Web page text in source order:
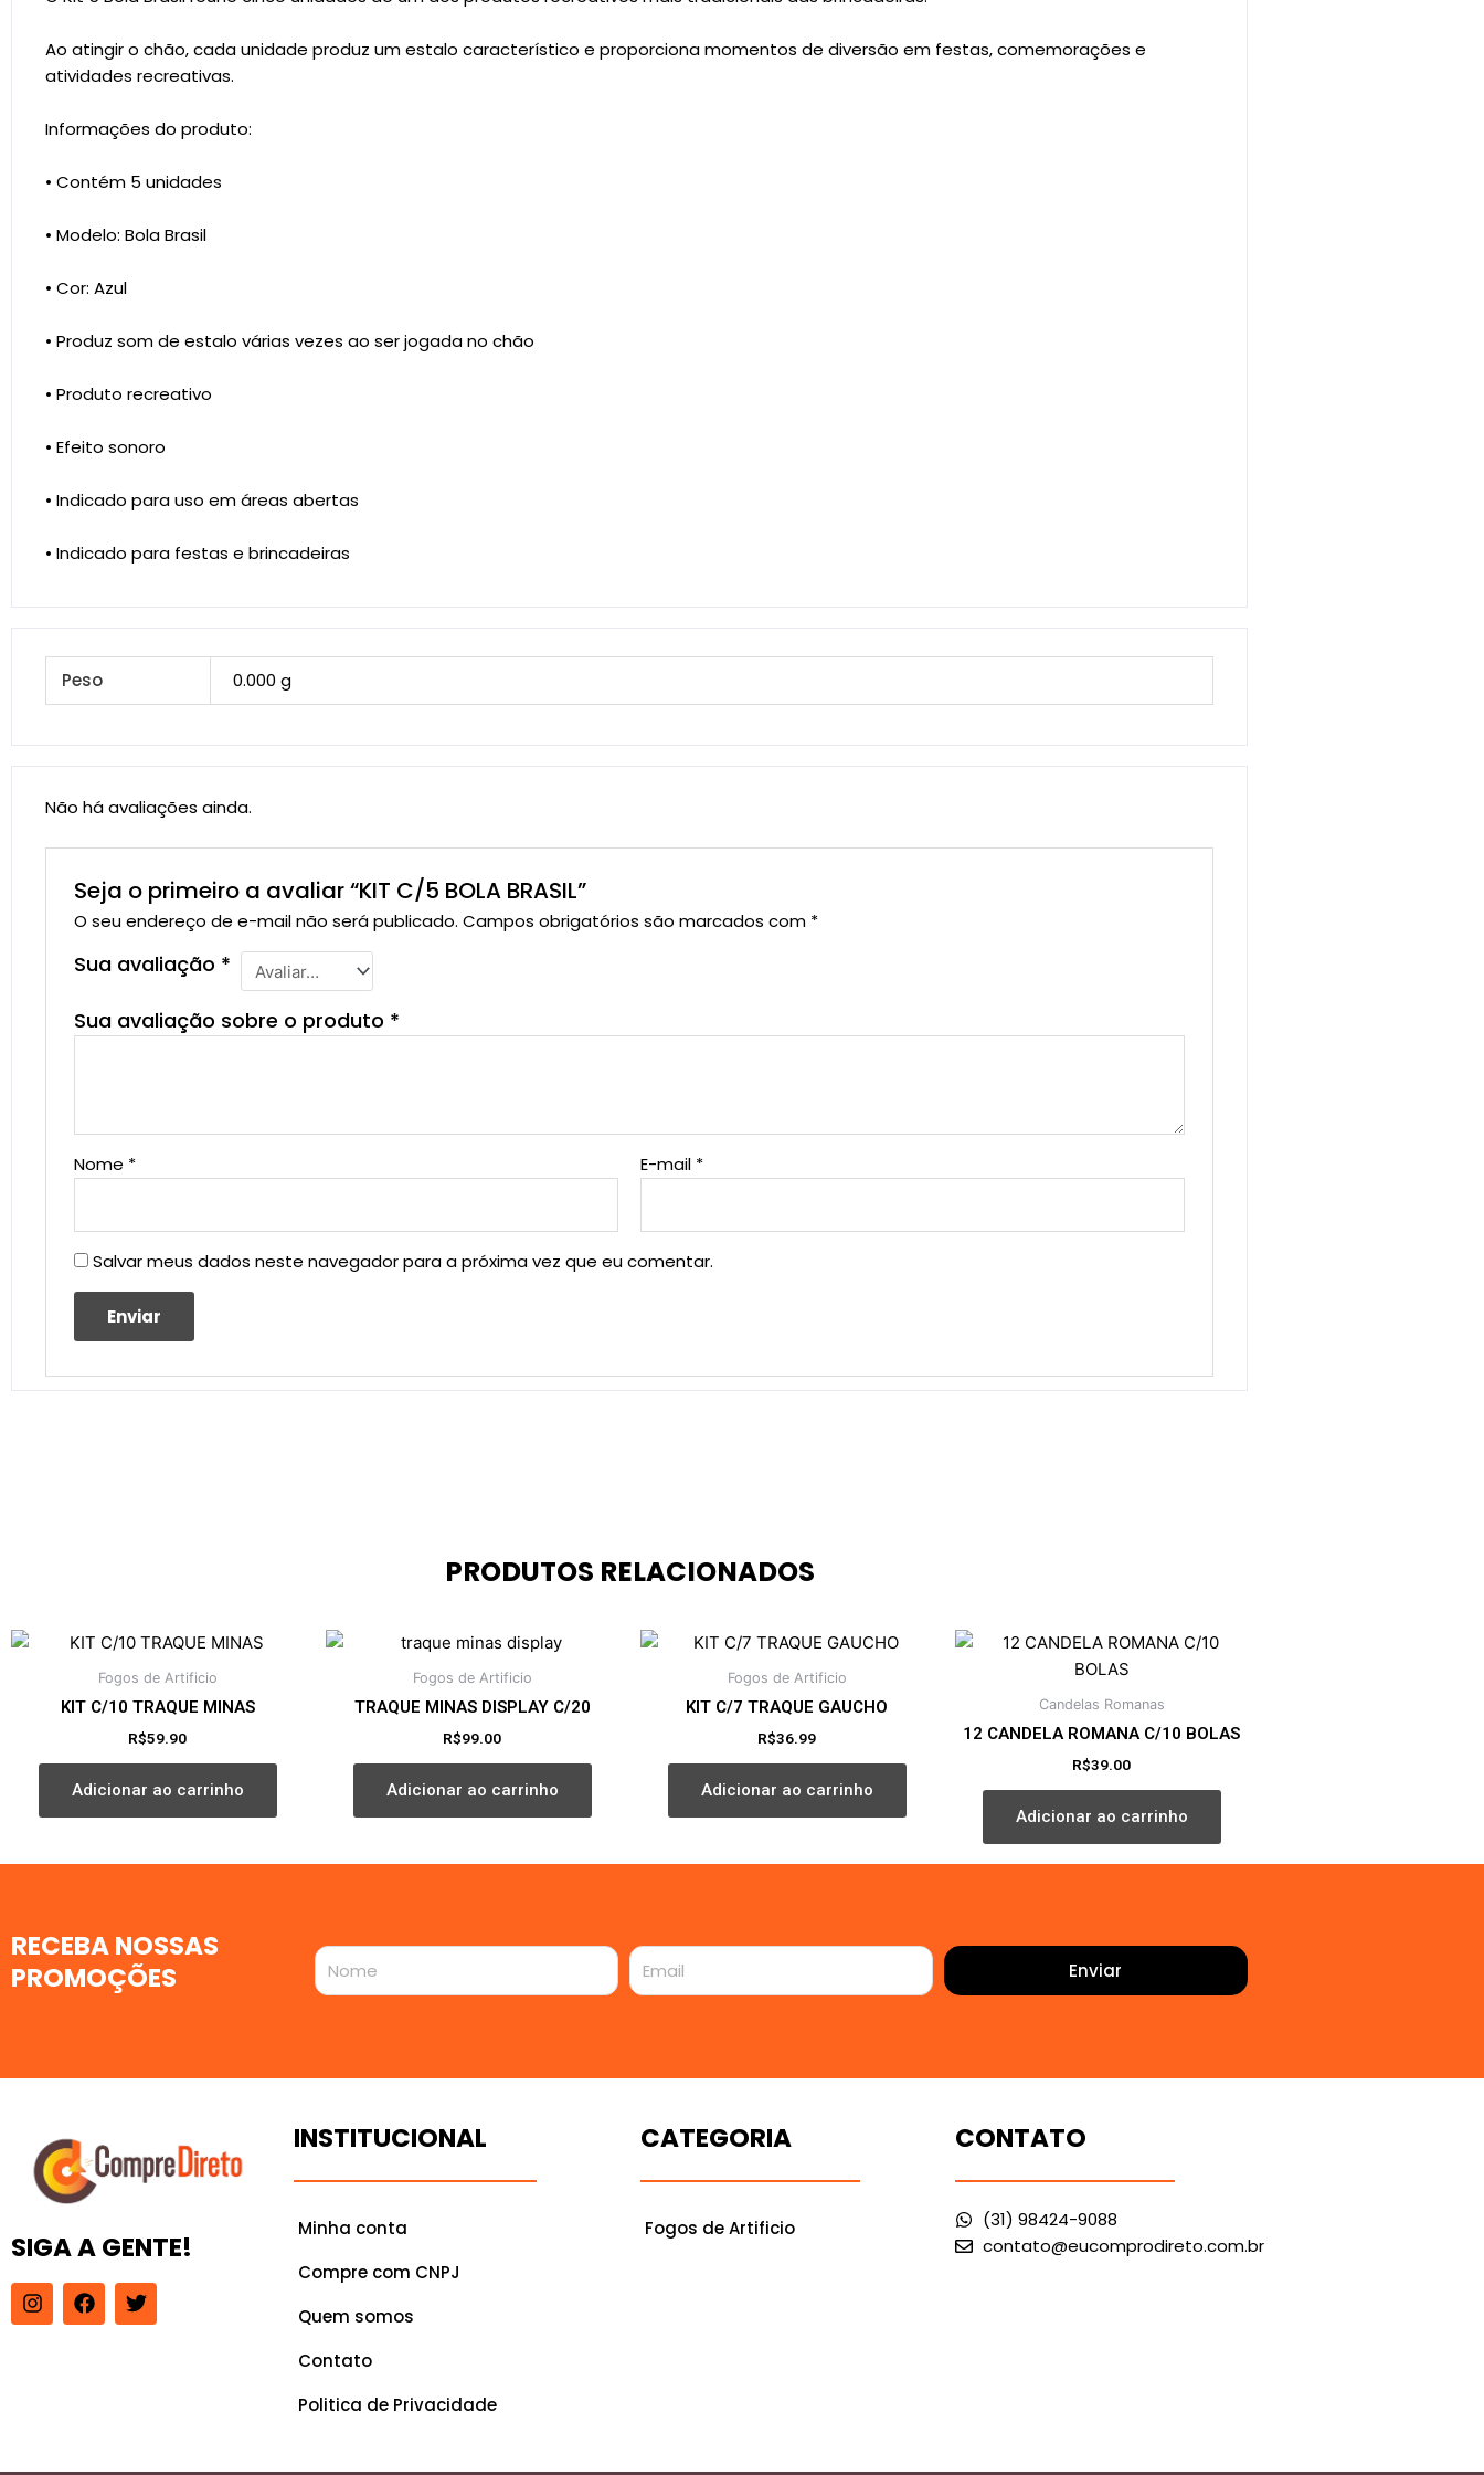
Ao atingir o chão, cada unidade produz um estalo característico e proporciona momentos de diversão em festas, comemorações e
atividades recreativas.
Informações do produto:
• Contém 5 unidades
• Modelo: Bola Brasil
• Cor: Azul
• Produz som de estalo várias vezes ao ser jogada no chão
• Produto recreativo
• Efeito sonoro
• Indicado para uso em áreas abertas
• Indicado para festas e brincadeiras
Peso 0.000 g
Não há avaliações ainda.
Seja o primeiro a avaliar “KIT C/5 BOLA BRASIL”
O seu endereço de e-mail não será publicado. Campos obrigatórios são marcados com *
Sua avaliação *
Sua avaliação sobre o produto *
Nome * E-mail *
Salvar meus dados neste navegador para a próxima vez que eu comentar.
PRODUTOS RELACIONADOS
Fogos de Artificio
KIT C/10 TRAQUE MINAS
R$59.90
Adicionar ao carrinho
Fogos de Artificio
TRAQUE MINAS DISPLAY C/20
R$99.00
Adicionar ao carrinho
Fogos de Artificio
KIT C/7 TRAQUE GAUCHO
R$36.99
Adicionar ao carrinho
Candelas Romanas
12 CANDELA ROMANA C/10 BOLAS
R$39.00
Adicionar ao carrinho
RECEBA NOSSAS
PROMOÇÕES
Nome Email
Enviar
SIGA A GENTE!
I
n
s
F
a
c
T
w
i
INSTITUCIONAL
Minha conta
Compre com CNPJ
Quem somos
Contato
Politica de Privacidade
CATEGORIA
Fogos de Artificio
CONTATO
(31) 98424-9088
contato@eucomprodireto.com.br